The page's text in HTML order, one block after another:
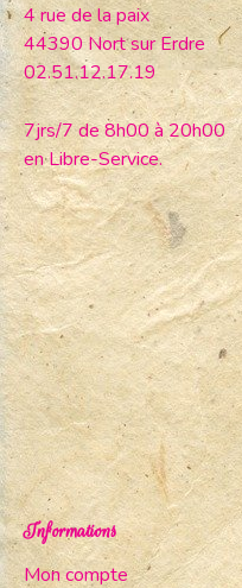
4 rue de la paix
44390 Nort sur Erdre
02.51.12.17.19
7jrs/7 de 8h00 à 20h00
en Libre-Service.
Informations
Mon compte